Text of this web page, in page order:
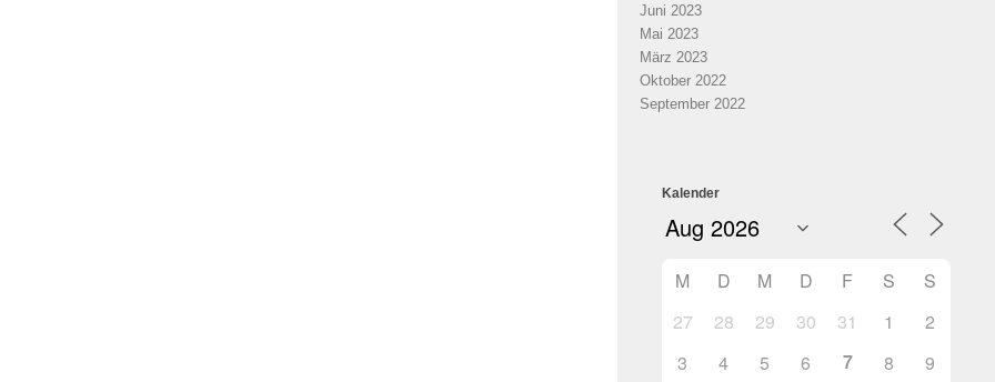
Juni 2023
Mai 2023
März 2023
Oktober 2022
September 2022
Kalender
M D M D F S
S
27
28 29 30 31 1
2
3
4 5 6 7 8 9